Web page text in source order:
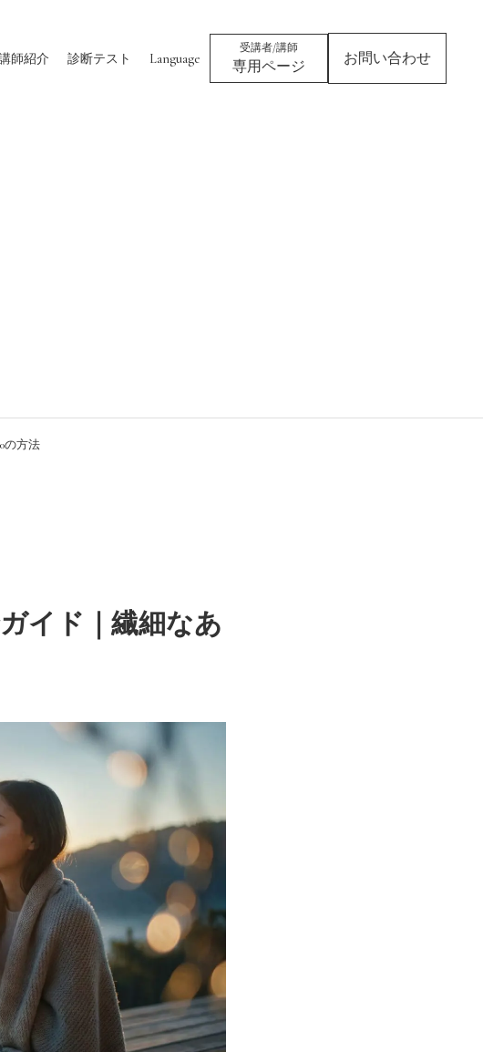
師紹介 診断テスト Language
受講者/講師
専用ページ お問い合わせ
の方法
イド｜繊細なあ